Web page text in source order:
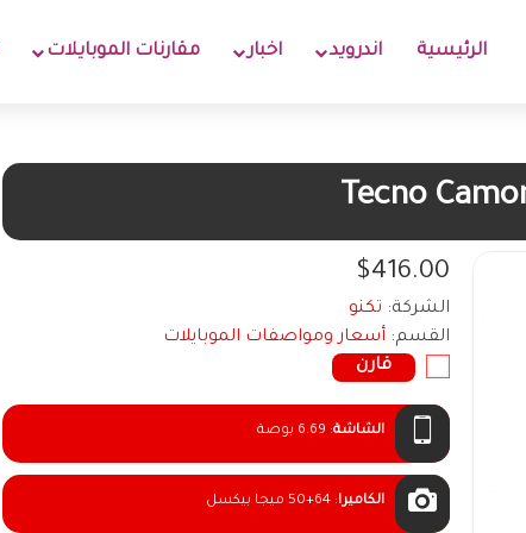
الرئيسية اندرويد اخبار مقارنات الموبايلات
Tecno
$416.00
الشركة: تكنو
القسم: أسعار ومواصفات الموبايلات
قارن
الشاشة: 6.69 بوصة
الكاميرا:50+64 ميجا بيكسل